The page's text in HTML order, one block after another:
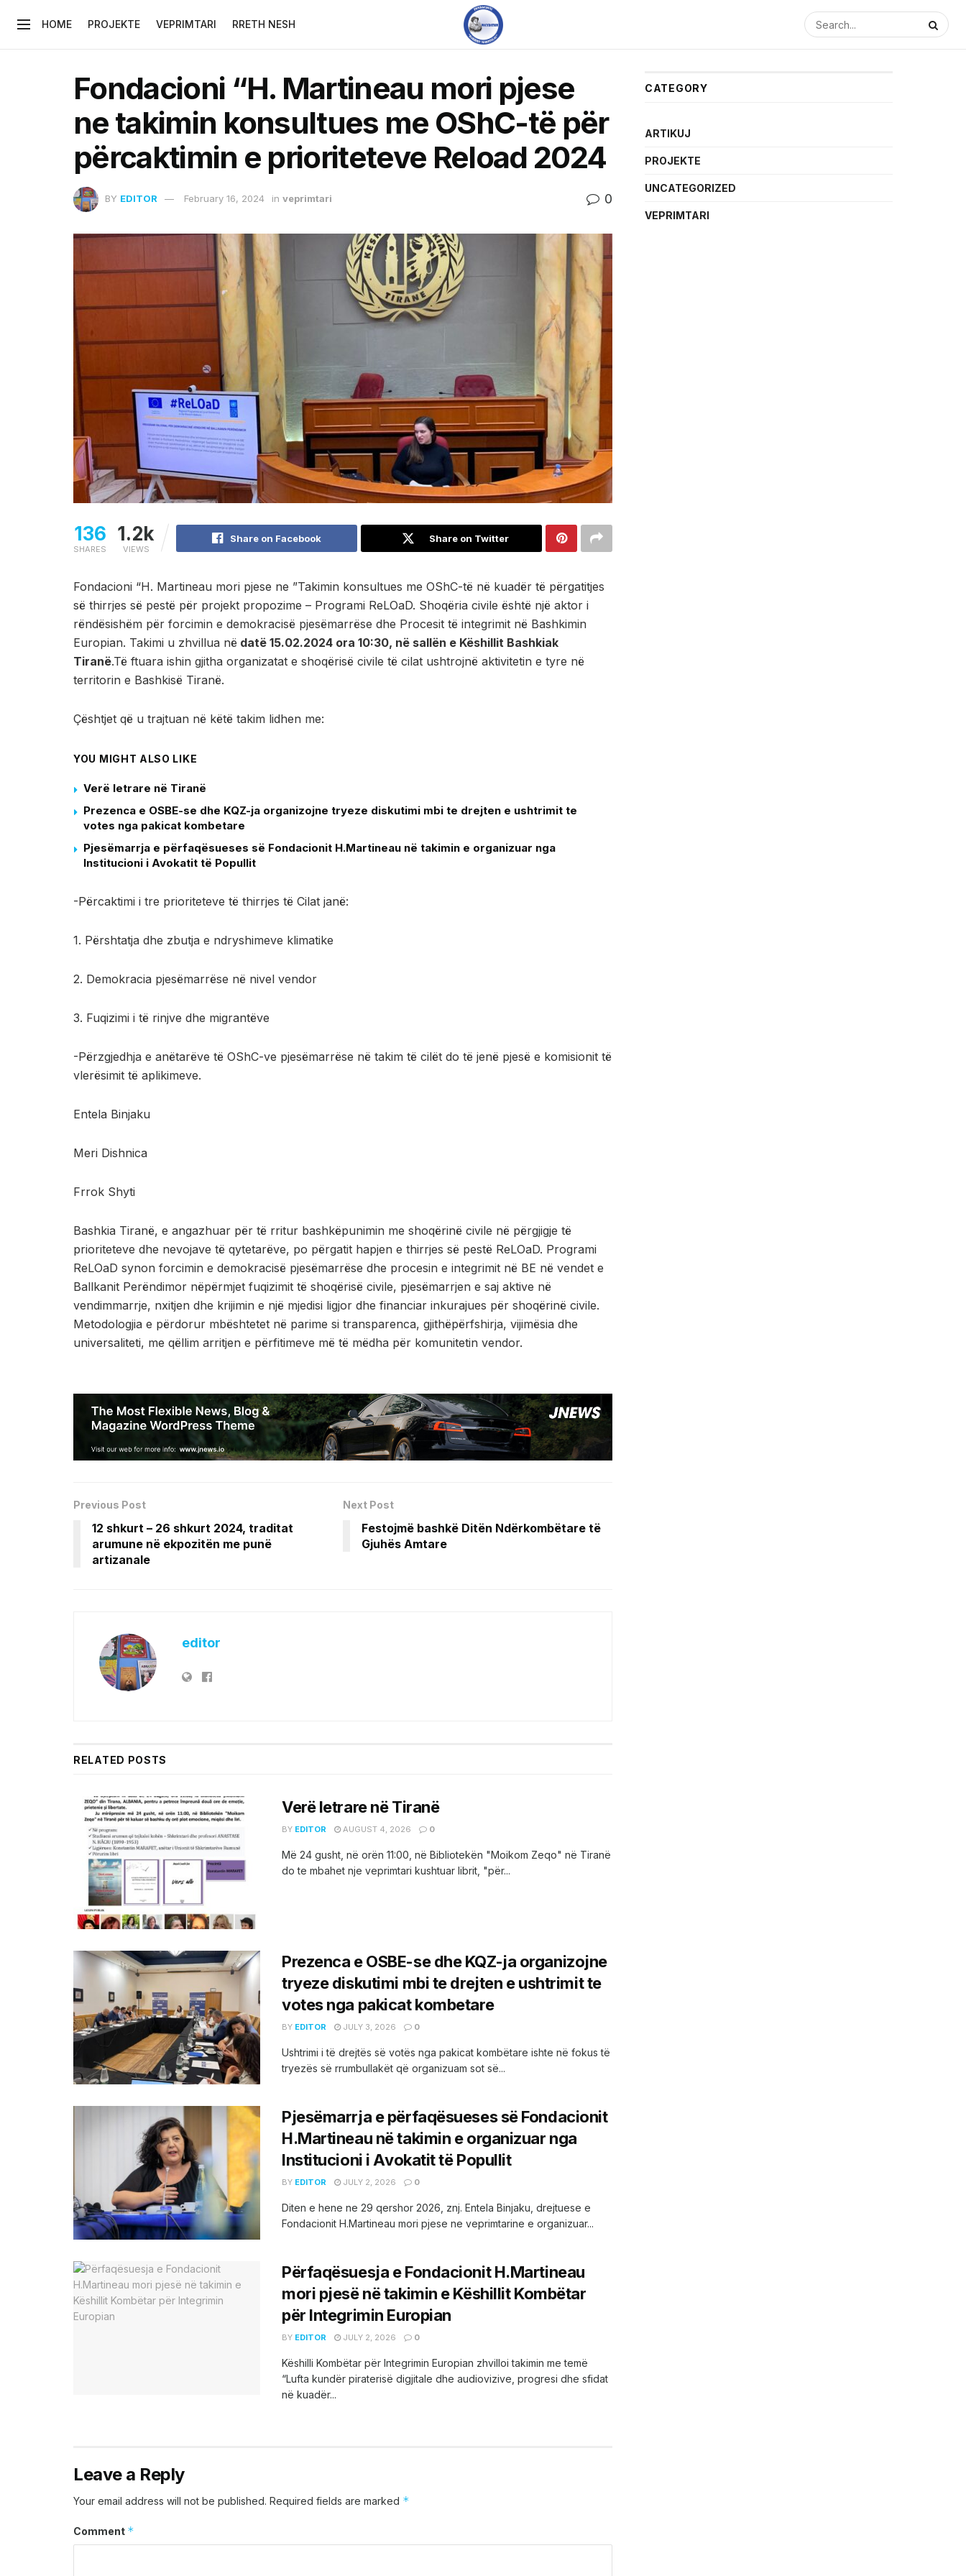
HOME PROJEKTE VEPRIMTARI RRETH NESH
Fondacioni “H. Martineau mori pjese
ne takimin konsultues me OShC-të për
përcaktimin e prioriteteve Reload 2024
BY EDITOR February 16, 2024 in veprimtari 0
136
SHARES
1.2k
VIEWS
Share on Facebook Share on Twitter
Fondacioni “H. Martineau mori pjese ne ”Takimin konsultues me OShC-të në kuadër të përgatitjes
së thirrjes së pestë për projekt propozime – Programi ReLOaD. Shoqëria civile është një aktor i
rëndësishëm për forcimin e demokracisë pjesëmarrëse dhe Procesit të integrimit në Bashkimin
Europian. Takimi u zhvillua në datë 15.02.2024 ora 10:30, në sallën e Këshillit Bashkiak
Tiranë.Të ftuara ishin gjitha organizatat e shoqërisë civile të cilat ushtrojnë aktivitetin e tyre në
territorin e Bashkisë Tiranë.
Çështjet që u trajtuan në këtë takim lidhen me:
YOU MIGHT ALSO LIKE
Verë letrare në Tiranë
Prezenca e OSBE-se dhe KQZ-ja organizojne tryeze diskutimi mbi te drejten e ushtrimit te
votes nga pakicat kombetare
Pjesëmarrja e përfaqësueses së Fondacionit H.Martineau në takimin e organizuar nga
Institucioni i Avokatit të Popullit
-Përcaktimi i tre prioriteteve të thirrjes të Cilat janë:
1. Përshtatja dhe zbutja e ndryshimeve klimatike
2. Demokracia pjesëmarrëse në nivel vendor
3. ⁠Fuqizimi i të rinjve dhe migrantëve
-Përzgjedhja e anëtarëve të OShC-ve pjesëmarrëse në takim të cilët do të jenë pjesë e komisionit të
vlerësimit të aplikimeve.
Entela Binjaku
Meri Dishnica
Frrok Shyti
Bashkia Tiranë, e angazhuar për të rritur bashkëpunimin me shoqërinë civile në përgjigje të
prioriteteve dhe nevojave të qytetarëve, po përgatit hapjen e thirrjes së pestë ReLOaD. Programi
ReLOaD synon forcimin e demokracisë pjesëmarrëse dhe procesin e integrimit në BE në vendet e
Ballkanit Perëndimor nëpërmjet fuqizimit të shoqërisë civile, pjesëmarrjen e saj aktive në
vendimmarrje, nxitjen dhe krijimin e një mjedisi ligjor dhe financiar inkurajues për shoqërinë civile.
Metodologjia e përdorur mbështetet në parime si transparenca, gjithëpërfshirja, vijimësia dhe
universaliteti, me qëllim arritjen e përfitimeve më të mëdha për komunitetin vendor.
Previous Post
12 shkurt – 26 shkurt 2024, traditat
arumune në ekpozitën me punë
artizanale
Next Post
Festojmë bashkë Ditën Ndërkombëtare të
Gjuhës Amtare
editor
RELATED POSTS
Verë letrare në Tiranë
BY EDITOR AUGUST 4, 2026 0
Më 24 gusht, në orën 11:00, në Bibliotekën "Moikom Zeqo" në Tiranë
do te mbahet nje veprimtari kushtuar librit, "për...
Prezenca e OSBE-se dhe KQZ-ja organizojne
tryeze diskutimi mbi te drejten e ushtrimit te
votes nga pakicat kombetare
BY EDITOR JULY 3, 2026 0
Ushtrimi i të drejtës së votës nga pakicat kombëtare ishte në fokus të
tryezës së rrumbullakët që organizuam sot së...
Pjesëmarrja e përfaqësueses së Fondacionit
H.Martineau në takimin e organizuar nga
Institucioni i Avokatit të Popullit
BY EDITOR JULY 2, 2026 0
Diten e hene ne 29 qershor 2026, znj. Entela Binjaku, drejtuese e
Fondacionit H.Martineau mori pjese ne veprimtarine e organizuar...
Përfaqësuesja e Fondacionit H.Martineau
mori pjesë në takimin e Këshillit Kombëtar
për Integrimin Europian
BY EDITOR JULY 2, 2026 0
Këshilli Kombëtar për Integrimin Europian zhvilloi takimin me temë
“Lufta kundër piraterisë digjitale dhe audiovizive, progresi dhe sfidat
në kuadër...
Leave a Reply
Your email address will not be published. Required fields are marked *
Comment *
CATEGORY
ARTIKUJ
PROJEKTE
UNCATEGORIZED
VEPRIMTARI